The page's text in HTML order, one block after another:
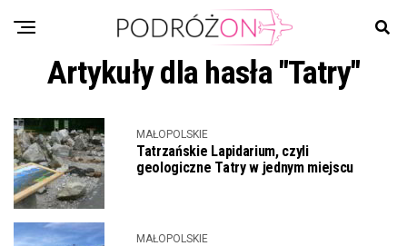
Artykuły dla hasła "Tatry"
MAŁOPOLSKIE
Tatrzańskie Lapidarium, czyli
geologiczne Tatry w jednym miejscu
MAŁOPOLSKIE